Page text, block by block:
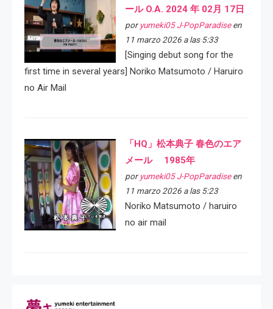
ール O.A. 2024 年 02月 17日
por yumeki05 J-PopParadiseen
11 marzo 2026 a las 5:33
[Singing debut song for the
first time in several years] Noriko Matsumoto / Haruiro
no Air Mail
「HQ」松本典子 春色のエア
メール 1985年
por yumeki05 J-PopParadiseen
11 marzo 2026 a las 5:23
Noriko Matsumoto / haruiro
no air mail